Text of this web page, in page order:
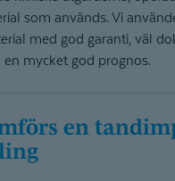
som används. Vi
med god garanti, väl
mycket god prognos.